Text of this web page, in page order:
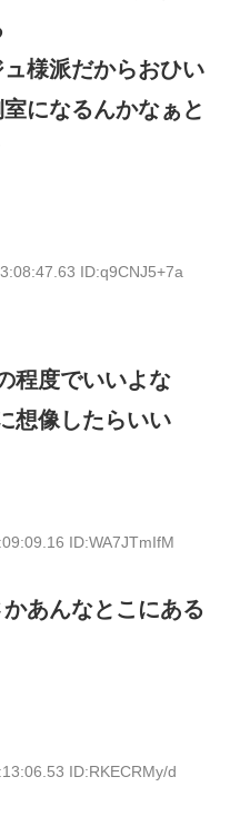
様派だからおひい
になるんかなぁと
ID:q9CNJ5+7a
程度でいいよな
想像したらいい
ID:WA7JTmIfM
あんなとこにある
ID:RKECRMy/d